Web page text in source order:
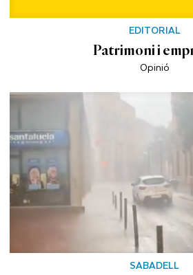
EDITORIAL
Patrimoni i
Opinió
SABADELL